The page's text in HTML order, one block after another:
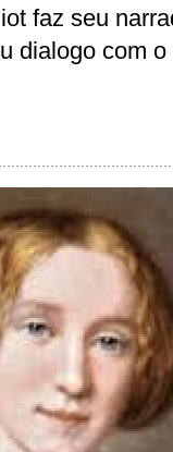
faz seu
dialogo com o